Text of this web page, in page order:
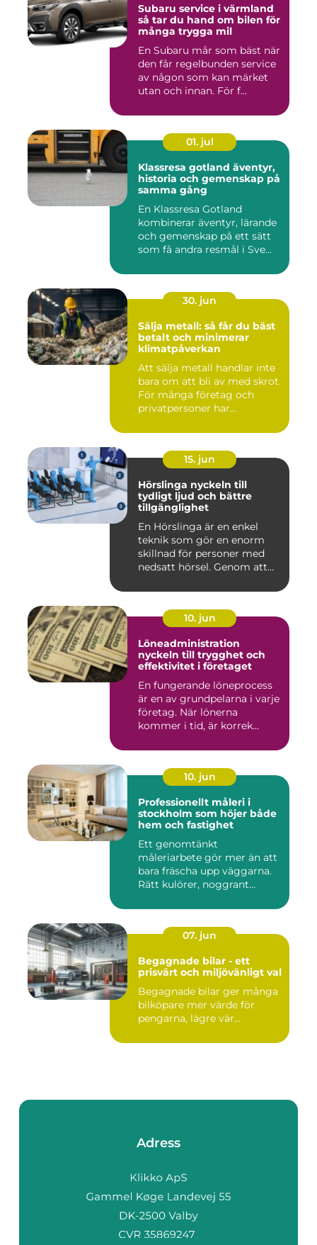
Subaru service i värmland
så tar du hand om bilen för
många trygga mil
En Subaru mår som bäst när
den får regelbunden service
av någon som kan märket
utan och innan. För f...
01. jul
Klassresa gotland äventyr,
historia och gemenskap på
samma gång
En Klassresa Gotland
kombinerar äventyr, lärande
och gemenskap på ett sätt
som få andra resmål i Sve...
30. jun
Sälja metall: så får du bäst
betalt och minimerar
klimatpåverkan
Att sälja metall handlar inte
bara om att bli av med skrot.
För många företag och
privatpersoner har...
15. jun
Hörslinga nyckeln till
tydligt ljud och bättre
tillgänglighet
En Hörslinga är en enkel
teknik som gör en enorm
skillnad för personer med
nedsatt hörsel. Genom att...
10. jun
Löneadministration
nyckeln till trygghet och
effektivitet i företaget
En fungerande löneprocess
är en av grundpelarna i varje
företag. När lönerna
kommer i tid, är korrek...
10. jun
Professionellt måleri i
stockholm som höjer både
hem och fastighet
Ett genomtänkt
måleriarbete gör mer än att
bara fräscha upp väggarna.
Rätt kulörer, noggrant
07. jun
Begagnade bilar - ett
prisvärt och miljövänligt val
Begagnade bilar ger många
bilköpare mer värde för
pengarna, lägre vär...
Adress